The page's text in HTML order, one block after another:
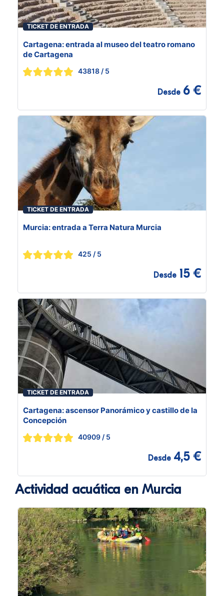
TICKET DE ENTRADA
Cartagena: entrada al museo del teatro romano
de Cartagena
43818 / 5
Desde 6 €
TICKET DE ENTRADA
Murcia: entrada a Terra Natura Murcia
425 / 5
Desde 15 €
TICKET DE ENTRADA
Cartagena: ascensor Panorámico y castillo de la
Concepción
40909 / 5
Desde 4,5 €
Actividad acuática en Murcia